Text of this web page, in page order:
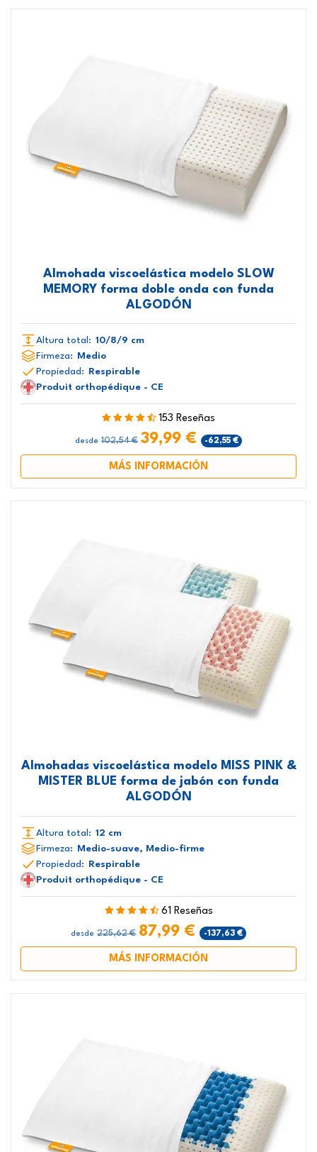
Almohada viscoelástica modelo SLOW
MEMORY forma doble onda con funda
ALGODÓN
Altura total: 10/8/9 cm
Firmeza:
Medio
Propiedad:
Respirable
Produit orthopédique - CE
153 Reseñas
desde 102,54 € 39,99 € -62,55 €
MÁS INFORMACIÓN
Almohadas viscoelástica modelo MISS PINK &
MISTER BLUE forma de jabón con funda
ALGODÓN
Altura total: 12 cm
Firmeza: Medio-suave, Medio-firme
Propiedad: Respirable
Produit orthopédique - CE
61 Reseñas
desde 225,62 € 87,99 € -137,63 €
MÁS INFORMACIÓN